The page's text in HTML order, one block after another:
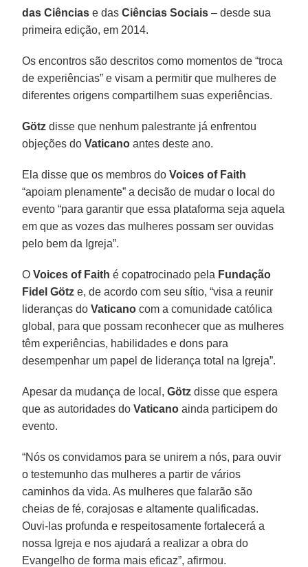
das Ciências e dasCiências Sociais – desde sua
primeira edição, em 2014.
Os encontros são descritos como momentos de “troca
de experiências” e visam a permitir que mulheres de
diferentes origens compartilhem suas experiências.
Götz disse que nenhum palestrante já enfrentou
objeções doVaticano antes deste ano.
Ela disse que os membros doVoices of Faith
“apoiam plenamente” a decisão de mudar o local do
evento “para garantir que essa plataforma seja aquela
em que as vozes das mulheres possam ser ouvidas
pelo bem da Igreja”.
OVoices of Faith é copatrocinado pela Fundação
Fidel Götz e, de acordo com seu sítio, “visa a reunir
lideranças doVaticano com a comunidade católica
global, para que possam reconhecer que as mulheres
têm experiências, habilidades e dons para
desempenhar um papel de liderança total na Igreja”.
Apesar da mudança de local,Götz disse que espera
que as autoridades doVaticano ainda participem do
evento.
“Nós os convidamos para se unirem a nós, para ouvir
o testemunho das mulheres a partir de vários
caminhos da vida. As mulheres que falarão são
cheias de fé, corajosas e altamente qualificadas.
Ouvi-las profunda e respeitosamente fortalecerá a
nossa Igreja e nos ajudará a realizar a obra do
Evangelho de forma mais eficaz”, afirmou.